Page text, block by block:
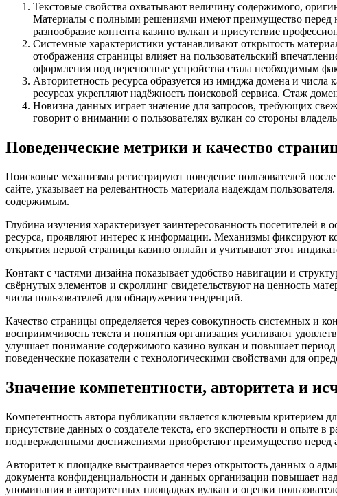
Текстовые свойства охватывают величину содержимого,
Материалы с полными решениями имеют преимущество перед
разнообразие контента казино вулкан и присутствие
Системные характеристики устанавливают открытость
отображения страницы влияет на пользовательский
оформления под переносные устройства стала необходимым
Авторитетность ресурса образуется из имиджа домена и
ресурсах укрепляют надёжность поисковой сервиса. Стаж
Новизна данных играет значение для запросов, требующих
говорит о внимании о пользователях вулкан со стороны
Поведенческие метрики и качество
Поисковые механизмы регистрируют поведение пользователей
сайте, указывает на релевантность материала надеждам
содержимым.
Глубина изучения характеризует заинтересованность посетителей
ресурса, проявляют интерес к информации. Механизмы фиксируют
открытия первой страницы казино онлайн и учитывают этот
Контакт с частями дизайна показывает удобство навигации и
свёрнутых элементов и скроллинг свидетельствуют на ценность
числа пользователей для обнаружения тенденций.
Качество страницы определяется через совокупность системных и
восприимчивость текста и понятная организация усиливают
улучшает понимание содержимого казино вулкан и повышает
поведенческие показатели с технологическими свойствами для
Значение компетентности, авторитета и
Компетентность автора публикации является ключевым критерием
присутствие данных о создателе текста, его экспертности и опыте в
подтвержденными достижениями приобретают преимущество перед
Авторитет к площадке выстраивается через открытость данных о
документа конфиденциальности и данных организации повышает
упоминания в авторитетных площадках вулкан и оценки